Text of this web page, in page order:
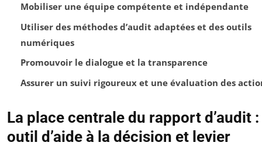
Mobiliser une équipe compétente et indépendante
Utiliser des méthodes d’audit adaptées et des outils
numériques
Promouvoir le dialogue et la transparence
Assurer un suivi rigoureux et une évaluation des
La place centrale du rapport d’audit :
outil d’aide à la décision et levier